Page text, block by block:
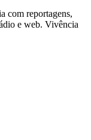
com reportagens,
e web. Vivência